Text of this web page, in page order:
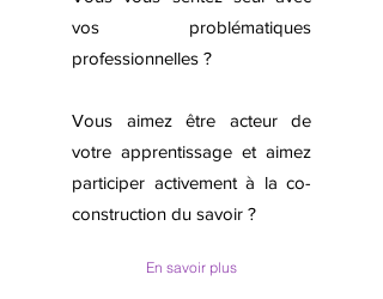
vos problématiques
professionnelles ?
Vous aimez être acteur de
votre apprentissage et aimez
participer activement à la co-
construction du savoir ?
En savoir plus